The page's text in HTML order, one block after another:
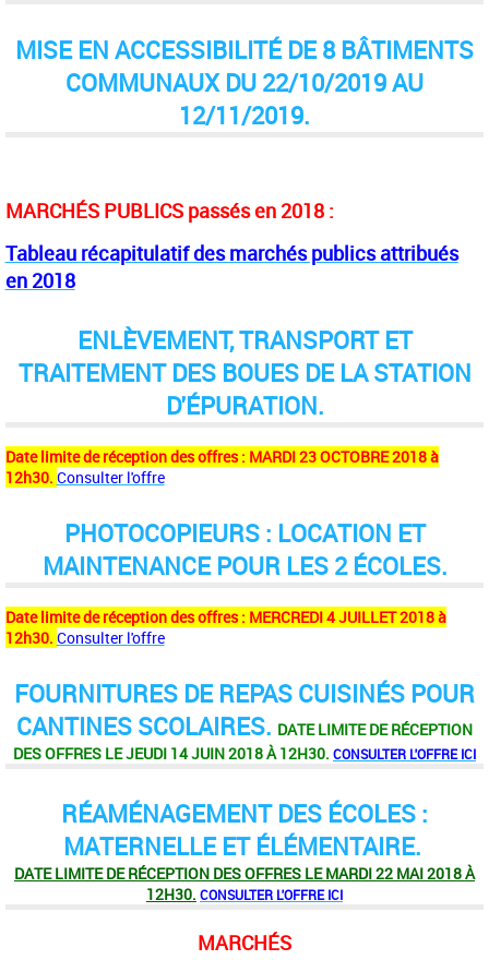
MISE EN ACCESSIBILITÉ DE 8 BÂTIMENTS
COMMUNAUX DU 22/10/2019 AU
12/11/2019.
MARCHÉS PUBLICS passés en 2018 :
Tableau récapitulatif des marchés publics attribués
en 2018
ENLÈVEMENT, TRANSPORT ET
TRAITEMENT DES BOUES DE LA STATION
D'ÉPURATION.
Date limite de réception des offres : MARDI 23 OCTOBRE 2018 à
12h30. Consulter l'offre
PHOTOCOPIEURS : LOCATION ET
MAINTENANCE POUR LES 2 ÉCOLES.
Date limite de réception des offres : MERCREDI 4 JUILLET 2018 à
12h30. Consulter l'offre
FOURNITURES DE REPAS CUISINÉS POUR
CANTINES SCOLAIRES. DATE LIMITE DERÉCEPTION
DES OFFRES LE JEUDI 14 JUIN 2018 À 12H30. CONSULTER L'OFFRE ICI
RÉAMÉNAGEMENT DES ÉCOLES :
MATERNELLE ET ÉLÉMENTAIRE.
DATE LIMITE DE RÉCEPTION DES OFFRES LE MARDI 22 MAI 2018 À
12H30. CONSULTER L'OFFRE ICI
MARCHÉS